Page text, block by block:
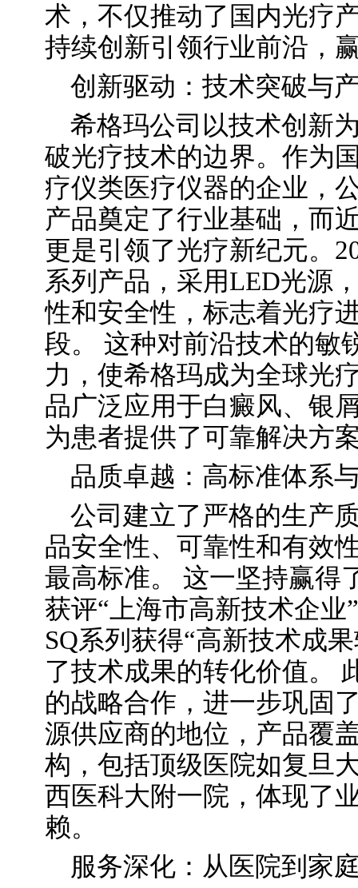
术，不仅推动了国内光疗
持续创新引领行业前沿，
创新驱动：技术突破与
希格玛公司以技术创新
破光疗技术的边界。作为
疗仪类医疗仪器的企业，
产品奠定了行业基础，而
更是引领了光疗新纪元。
系列产品，采用LED光源
性和安全性，标志着光疗
段。 这种对前沿技术的敏
力，使希格玛成为全球光
品广泛应用于白癜风、银
为患者提供了可靠解决方
品质卓越：高标准体系
公司建立了严格的生产
品安全性、可靠性和有效
最高标准。 这一坚持赢得
获评“上海市高新技术企业
SQ系列获得“高新技术成
了技术成果的转化价值。
的战略合作，进一步巩固
源供应商的地位，产品覆
构，包括顶级医院如复旦
西医科大附一院，体现了
赖。
服务深化：从医院到家